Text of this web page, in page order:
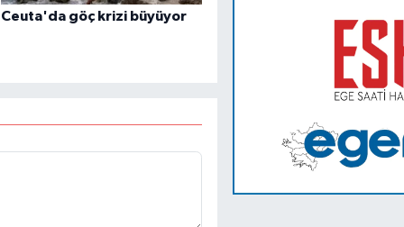
Ceuta'da göç krizi büyüyor